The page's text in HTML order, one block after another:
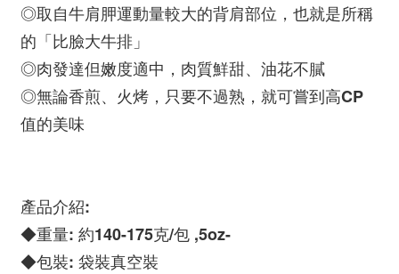
◎取自牛肩胛運動量較大的背肩部位，也就是所稱
的「比臉大牛排」
◎肉發達但嫩度適中，肉質鮮甜、油花不膩
◎無論香煎、火烤，只要不過熟，就可嘗到高CP
值的美味
產品介紹:
◆重量: 約140-175克/包 ,5oz-
◆包裝: 袋裝真空裝